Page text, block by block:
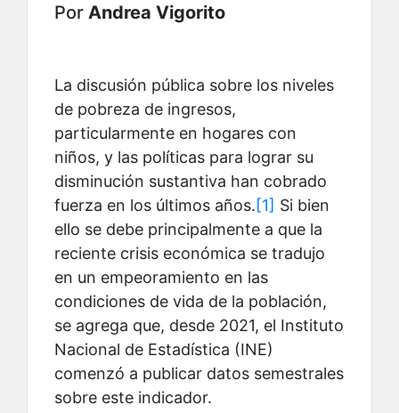
Por Andrea Vigorito
La discusión pública sobre los niveles
de pobreza de ingresos,
particularmente en hogares con
niños, y las políticas para lograr su
disminución sustantiva han cobrado
fuerza en los últimos años.[1] Si bien
ello se debe principalmente a que la
reciente crisis económica se tradujo
en un empeoramiento en las
condiciones de vida de la población,
se agrega que, desde 2021, el Instituto
Nacional de Estadística (INE)
comenzó a publicar datos semestrales
sobre este indicador.